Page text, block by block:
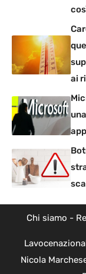
ai
Chi siamo -
Nicola